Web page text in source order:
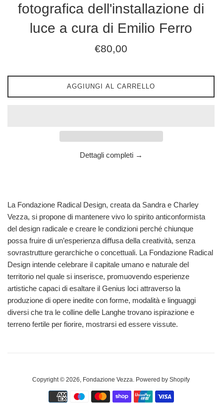
fotografica dell'installazione di
luce a cura di Emilio Ferro
Prezzo
€80,00
AGGIUNGI AL CARRELLO
Dettagli completi →
La Fondazione Radical Design, creata da Sandra e Charley
Vezza, si propone di mantenere vivo lo spirito anticonformista
del design radicale e creare le condizioni perché chiunque
possa fruire di un’esperienza diffusa della creatività, senza
sovrastrutture gerarchiche o concettuali. La Fondazione Radical
Design intende celebrare il capitale umano e naturale del
territorio nel quale si inserisce, promuovendo esperienze
artistiche capaci di esaltare il Genius loci attraverso la
produzione di opere inedite con forme, modalità e linguaggi
diversi che tra le colline delle Langhe trovano ispirazione e
terreno fertile per fiorire, mostrarsi ed essere vissute.
Copyright © 2026, Fondazione Vezza. Powered by Shopify
Modalità